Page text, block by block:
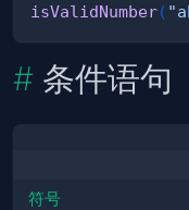
isValidNumber(
条件语句
符号